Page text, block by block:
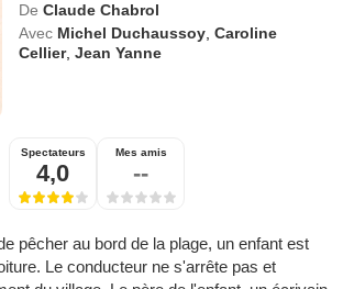
De Claude Chabrol
Avec Michel Duchaussoy,Caroline
Cellier,Jean Yanne
Spectateurs
4,0
Mes amis
--
pêcher au bord de la plage, un enfant est
Le conducteur ne s'arrête pas et